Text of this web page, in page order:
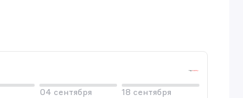
04 сентября 18 сентября